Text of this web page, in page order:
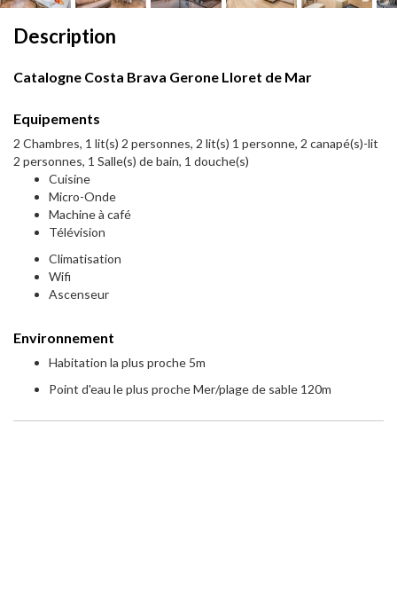
Description
Catalogne Costa Brava Gerone Lloret de Mar
Equipements
2 Chambres, 1 lit(s) 2 personnes, 2 lit(s) 1 personne, 2 canapé(s)-lit
2 personnes, 1 Salle(s) de bain, 1 douche(s)
Cuisine
Micro-Onde
Machine à café
Télévision
Climatisation
Wifi
Ascenseur
Environnement
Habitation la plus proche 5m
Point d'eau le plus proche Mer/plage de sable 120m